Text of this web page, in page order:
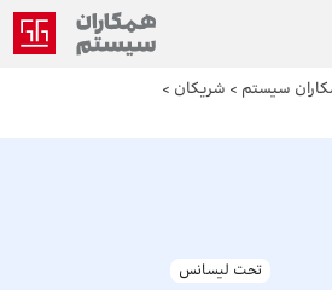
سیستم > شریکان >
تحت لیسانس